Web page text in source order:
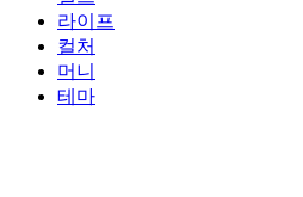
라이프
컬처
머니
테마